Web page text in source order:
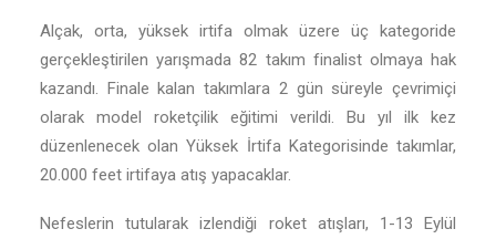
Alçak, orta, yüksek irtifa olmak üzere üç kategoride
gerçekleştirilen yarışmada 82 takım finalist olmaya hak
kazandı. Finale kalan takımlara 2 gün süreyle çevrimiçi
olarak model roketçilik eğitimi verildi. Bu yıl ilk kez
düzenlenecek olan Yüksek İrtifa Kategorisinde takımlar,
20.000 feet irtifaya atış yapacaklar.
Nefeslerin tutularak izlendiği roket atışları, 1-13 Eylül